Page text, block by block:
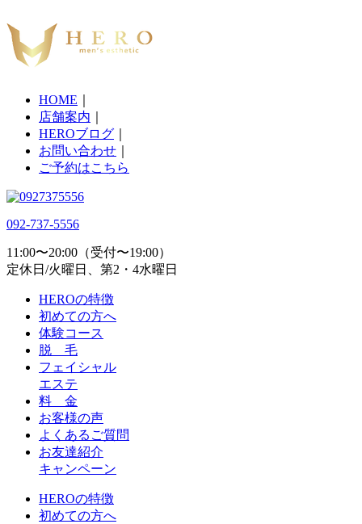
HOME
店舗案内
HEROブログ
お問い合わせ
ご予約はこちら
092-737-5556
11:00〜20:00（受付〜19:00）
定休日/火曜日、第2・4水曜日
HEROの特徴
初めての方へ
体験コース
脱 毛
フェイシャル
エステ
料 金
お客様の声
よくあるご質問
お友達紹介
キャンペーン
HEROの特徴
初めての方へ